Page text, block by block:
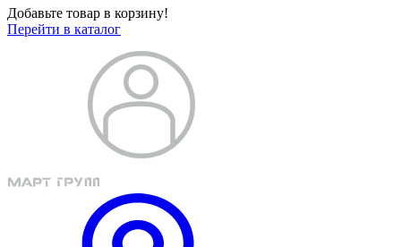
Добавьте товар в корзину!
Перейти в каталог